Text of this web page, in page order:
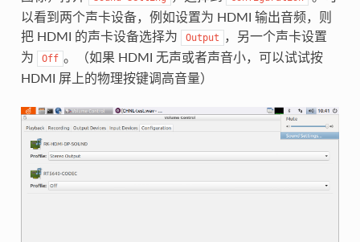
以看到两个声卡设备，例如设置为 HDMI 输出音频，则
把 HDMI 的声卡设备选择为
Output
，另一个声卡设置
为
Off 。（如果 HDMI 无声或者声音小，可以试试按
HDMI 屏上的物理按键调高音量）